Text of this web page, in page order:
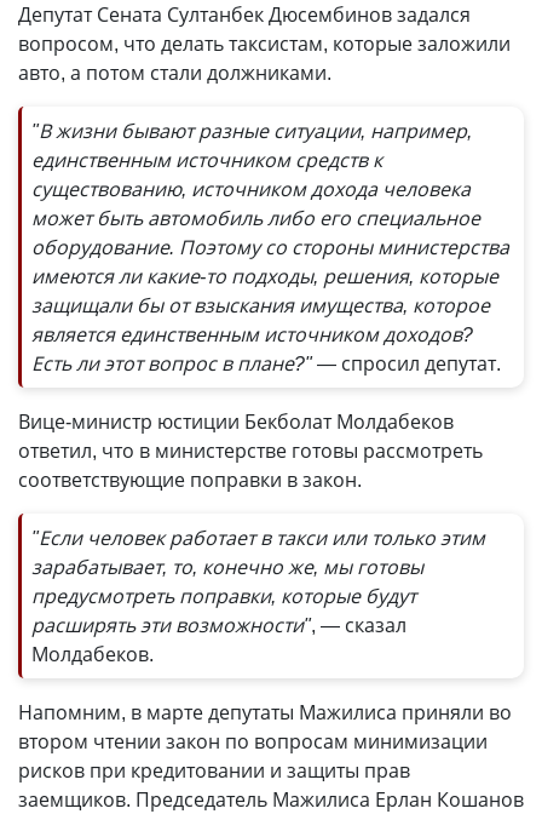
Депутат Сената Султанбек Дюсембинов задался
вопросом, что делать таксистам, которые заложили
авто, а потом стали должниками.
"В жизни бывают разные ситуации, например,
единственным источником средств к
существованию, источником дохода человека
может быть автомобиль либо его специальное
оборудование. Поэтому со стороны министерства
имеются ли какие-то подходы, решения, которые
защищали бы от взыскания имущества, которое
является единственным источником доходов?
Есть ли этот вопрос в плане?"— спросил депутат.
Вице-министр юстиции Бекболат Молдабеков
ответил, что в министерстве готовы рассмотреть
соответствующие поправки в закон.
"Если человек работает в такси или только этим
зарабатывает, то, конечно же, мы готовы
предусмотреть поправки, которые будут
расширять эти возможности", — сказал
Молдабеков.
Напомним, в марте депутаты Мажилиса приняли во
втором чтении закон по вопросам минимизации
рисков при кредитовании и защиты прав
заемщиков. Председатель Мажилиса Ерлан Кошанов